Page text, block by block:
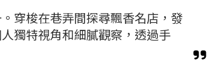
穿梭在巷弄間探尋飄香名店，發
獨特視角和細膩觀察，透過手